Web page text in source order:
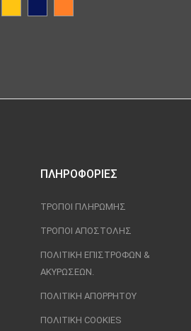
ΠΛΗΡΟΦΟΡΊΕΣ
ΤΡΌΠΟΙ ΠΛΗΡΩΜΉΣ
ΤΡΌΠΟΙ ΑΠΟΣΤΟΛΉΣ
ΠΟΛΙΤΙΚΉ ΕΠΙΣΤΡΟΦΏΝ &
ΑΚΥΡΏΣΕΩΝ.
ΠΟΛΙΤΙΚΉ ΑΠΟΡΡΉΤΟΥ
ΠΟΛΙΤΙΚΉ COOKIES